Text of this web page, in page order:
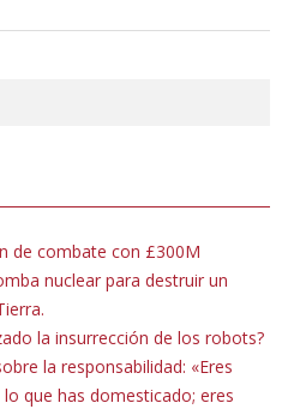
de combate con £300M
nuclear para destruir un
la insurrección de los robots?
la responsabilidad: «Eres
que has domesticado; eres